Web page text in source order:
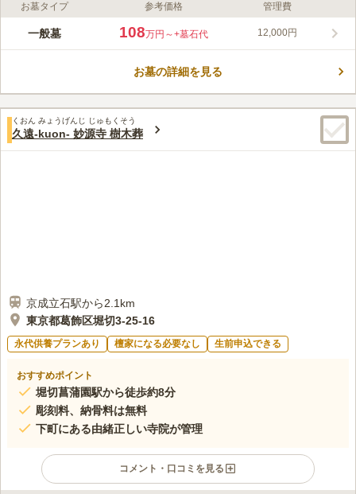
ライフドット編集部のコメント
「京成立石駅」より徒歩3分と駅からは非常に近く、浅草や東京
ちの声が響きわたり、地域の方々に親しまれている歴史ある寺院
口コミ評価
この霊園はまだ誰からも評価されていません。
お墓タイプ 参考価格 管理費
一般墓 108万円～+墓石代 12,000円
お墓の詳細を見る
くおん みょうげんじ じゅもくそう
久遠-kuon- 妙源寺 樹木葬
京成立石駅から2.1km
東京都葛飾区堀切3-25-16
永代供養プランあり 檀家になる必要なし 生前申込できる
おすすめポイント
堀切菖蒲園駅から徒歩約8分
彫刻料、納骨料は無料
下町にある由緒正しい寺院が管理
コメント・口コミを見る